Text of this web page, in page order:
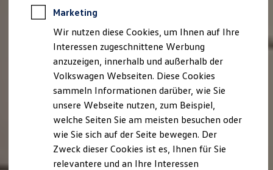
Software, Konnektivität & Apps
California App
VW Connect für Ihren ID. Buzz
VW Connect für Ihren Transporter/Caravelle
VW Connect für Ihren Amarok
VW Connect für andere Modelle
Connect Pro
Fleet Interface Data
Multistop Pathfinder
Übersicht Software Updates
Hilfreiches für Besitzer
Fahrerassistenz- und Sicherheitssysteme
Kontrollleuchten
Kurzfahrprofile und Ölverdünnung
Marketing
Wir nutzen diese Cookies, um Ihnen auf Ihre
Interessen zugeschnittene Werbung
anzuzeigen, innerhalb und außerhalb der
Volkswagen Webseiten. Diese Cookies
sammeln Informationen darüber, wie Sie
unsere Webseite nutzen, zum Beispiel,
welche Seiten Sie am meisten besuchen oder
wie Sie sich auf der Seite bewegen. Der
Zweck dieser Cookies ist es, Ihnen für Sie
relevantere und an Ihre Interessen